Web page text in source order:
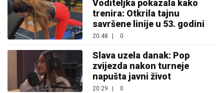
Voditeljka pokazala kako
trenira: Otkrila tajnu
savršene linije u 53. godini
20:48 | 0
Slava uzela danak: Pop
zvijezda nakon turneje
napušta javni život
20:29 0